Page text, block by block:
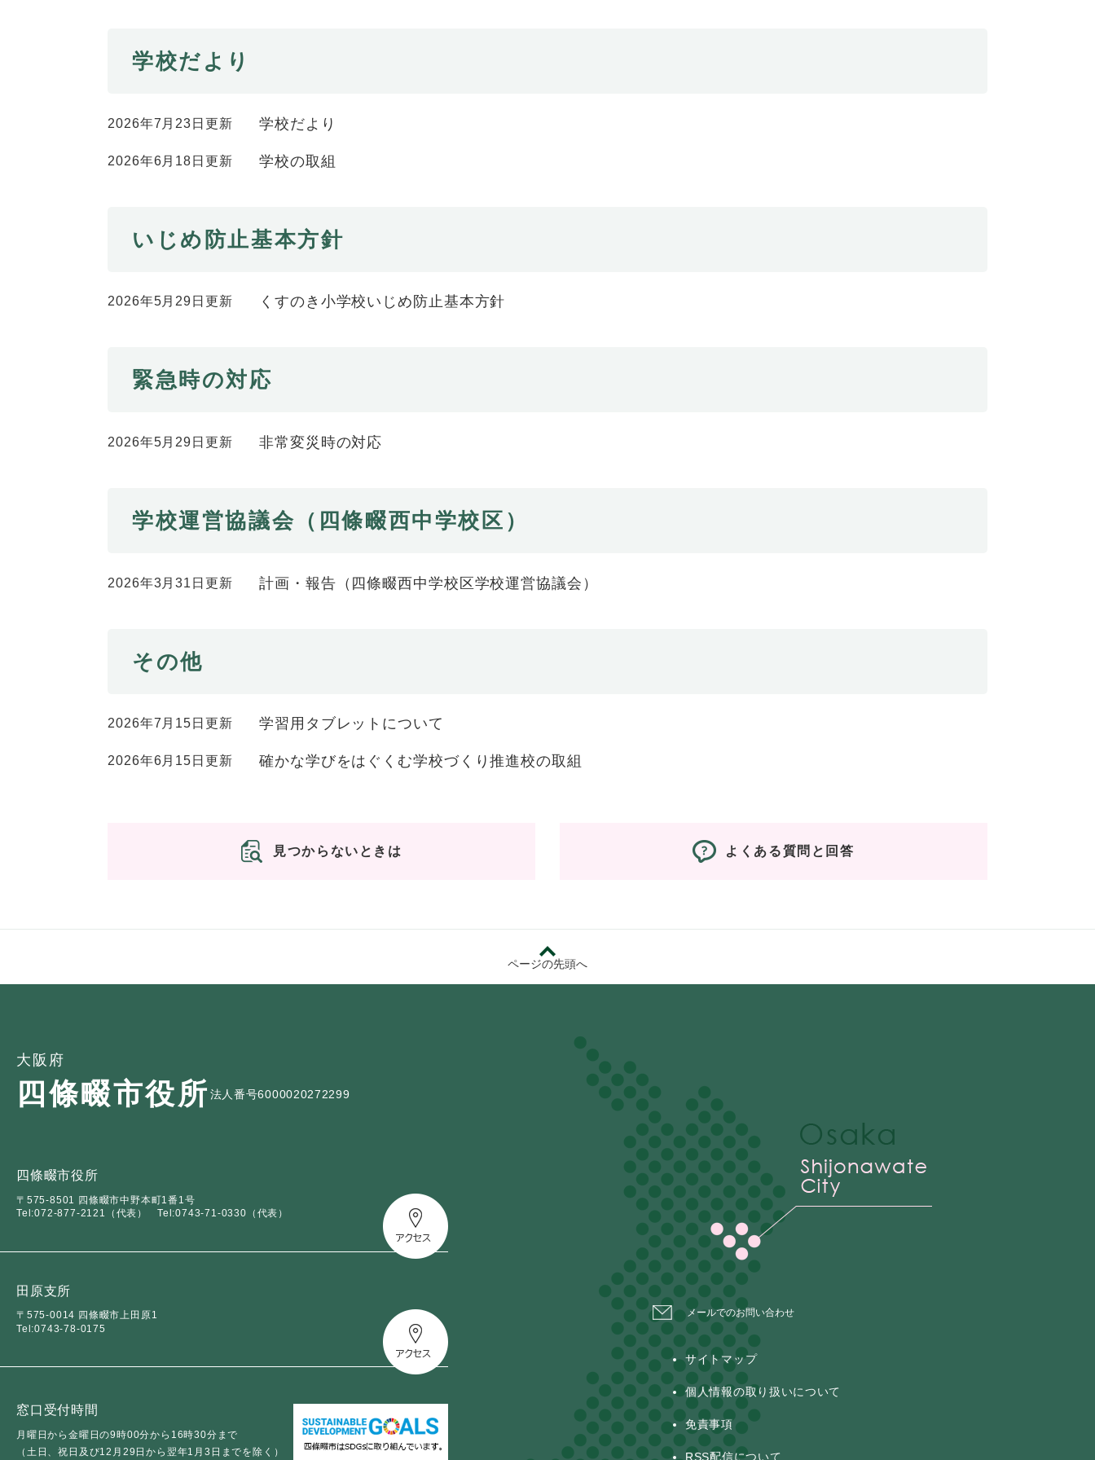
学校だより
2026年7月23日更新 学校だより
2026年6月18日更新 学校の取組
いじめ防止基本方針
2026年5月29日更新 くすのき小学校いじめ防止基本方針
緊急時の対応
2026年5月29日更新 非常変災時の対応
学校運営協議会（四條畷西中学校区）
2026年3月31日更新 計画・報告（四條畷西中学校区学校運営協議会）
その他
2026年7月15日更新 学習用タブレットについて
2026年6月15日更新 確かな学びをはぐくむ学校づくり推進校の取組
見つからないときは よくある質問と回答
ページの先頭へ
大阪府
四條畷市役所 法人番号6000020272299
四條畷市役所
〒575-8501 四條畷市中野本町1番1号
Tel:072-877-2121（代表）
Tel:0743-71-0330（代表）
田原支所
〒575-0014 四條畷市上田原1
Tel:0743-78-0175
窓口受付時間
月曜日から金曜日の9時00分から16時30分まで
（土日、祝日及び12月29日から翌年1月3日までを除く）
メールでのお問い合わせ
サイトマップ
個人情報の取り扱いについて
免責事項
RSS配信について